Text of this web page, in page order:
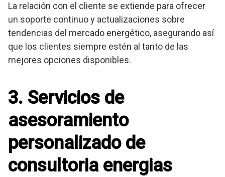
La relación con el cliente se extiende para ofrecer
un soporte continuo y actualizaciones sobre
tendencias del mercado energético, asegurando así
que los clientes siempre estén al tanto de las
mejores opciones disponibles.
3. Servicios de
asesoramiento
personalizado de
consultoria energias